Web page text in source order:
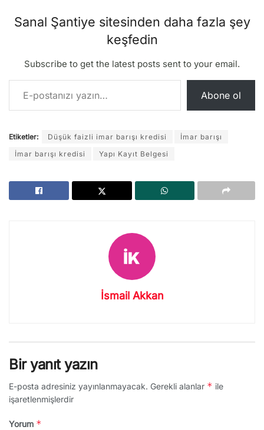
Sanal Şantiye sitesinden daha fazla şey
keşfedin
Subscribe to get the latest posts sent to your email.
E-postanızı yazın…
Abone ol
Etiketler: Düşük faizli imar barışı kredisi
İmar barışı
İmar barışı kredisi
Yapı Kayıt Belgesi
İsmail Akkan
Bir yanıt yazın
E-posta adresiniz yayınlanmayacak. Gerekli alanlar * ile
işaretlenmişlerdir
Yorum *